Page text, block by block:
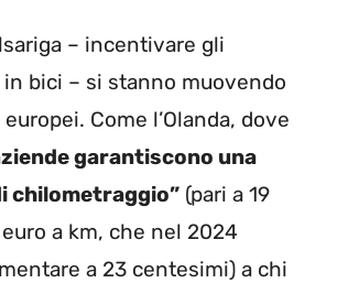
– incentivare gli
bici – si stanno muovendo
Come l’Olanda, dove
garantiscono una
chilometraggio” (pari a 19
a km, che nel 2024
a 23 centesimi) a chi